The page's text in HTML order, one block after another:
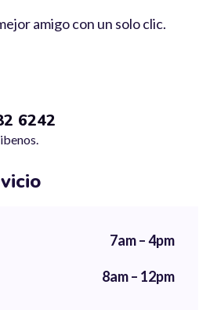
amigo con un solo clic.
6242
7am – 4pm
8am – 12pm